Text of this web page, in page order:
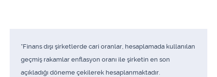
*Finans dışı şirketlerde cari oranlar, hesaplamada kullanılan
geçmiş rakamlar enflasyon oranı ile şirketin en son
açıkladığı döneme çekilerek hesaplanmaktadır.